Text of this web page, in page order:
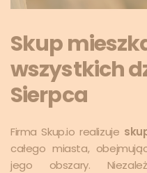
Skup
wszystkich
Sierpca
Firma Skup.io realizuje
całego miasta,
jego obszary.